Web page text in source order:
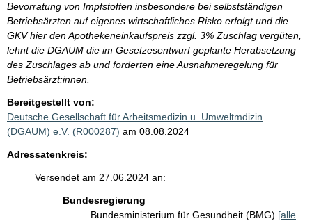
Bevorratung von Impfstoffen insbesondere bei selbstständigen
Betriebsärzten auf eigenes wirtschaftliches Risko erfolgt und die
GKV hier den Apothekeneinkaufspreis zzgl. 3% Zuschlag vergüten,
lehnt die DGAUM die im Gesetzesentwurf geplante Herabsetzung
des Zuschlages ab und forderten eine Ausnahmeregelung für
Betriebsärzt:innen.
Bereitgestellt von:
Deutsche Gesellschaft für Arbeitsmedizin u. Umweltmdizin
(DGAUM) e.V. (R000287) am 08.08.2024
Adressatenkreis:
Versendet am 27.06.2024 an:
Bundesregierung
Bundesministerium für Gesundheit (BMG) [alle